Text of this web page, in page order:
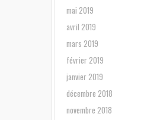
mai 2019
avril 2019
mars 2019
février 2019
janvier 2019
décembre 2018
novembre 2018